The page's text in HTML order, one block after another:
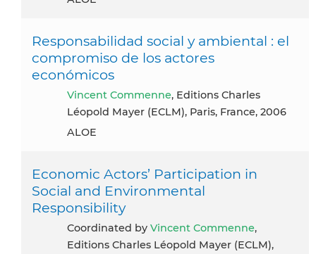
Responsabilidad social y ambiental : el
compromiso de los actores
económicos
Vincent Commenne, Editions Charles
Léopold Mayer (ECLM), Paris, France, 2006
ALOE
Economic Actors’ Participation in
Social and Environmental
Responsibility
Coordinated by Vincent Commenne,
Editions Charles Léopold Mayer (ECLM),